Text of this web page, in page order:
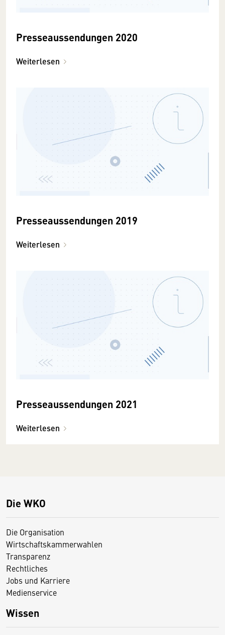
Presseaussendungen 2020
Weiterlesen
Presseaussendungen 2019
Weiterlesen
Presseaussendungen 2021
Weiterlesen
Die WKO
Die Organisation
Wirtschaftskammerwahlen
Transparenz
Rechtliches
Jobs und Karriere
Medienservice
Wissen